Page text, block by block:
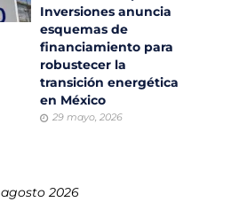
Inversiones anuncia
esquemas de
financiamiento para
robustecer la
transición energética
en México
29 mayo, 2026
agosto 2026